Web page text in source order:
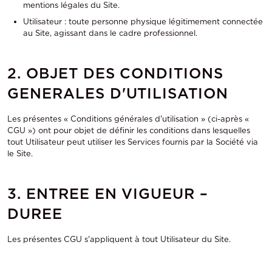
mentions légales du Site.
Utilisateur : toute personne physique légitimement connectée
au Site, agissant dans le cadre professionnel.
2. OBJET DES CONDITIONS
GENERALES D'UTILISATION
Les présentes « Conditions générales d'utilisation » (ci-après «
CGU ») ont pour objet de définir les conditions dans lesquelles
tout Utilisateur peut utiliser les Services fournis par la Société via
le Site.
3. ENTREE EN VIGUEUR –
DUREE
Les présentes CGU s'appliquent à tout Utilisateur du Site.